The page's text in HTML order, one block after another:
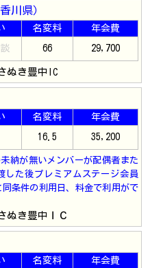
川県）
名変料 年会費
66 29,700
ぬき豊中IC
名変料 年会費
16.5 35,200
納が無いメンバーが配偶者また
した後プレミアムステージ会員
同条件の利用日、料金で利用がで
き豊中ＩＣ
名変料 年会費